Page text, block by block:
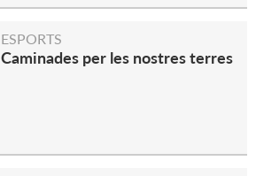
ESPORTS
Caminades per les nostres terres